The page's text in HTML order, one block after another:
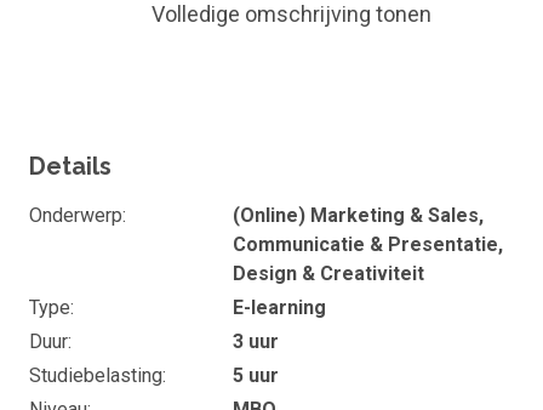
Facebook. Elk van deze platformen heeft unieke
Doel van de cursus
"De basis van social media marketing" leert je de
en benodigheden om zelf te starten met Social Media
Marketing. In deze cursus ga je leren wat Social Media
Marketing is, welke platformen je kunt inzetten en hoe je zelf
praktisch aan de slag gaat met o.a. Instagram, Facebook en
TikTok.
Deze cursus maakt deel uit van een reeks praktische
Volledige omschrijving tonen
Details
Onderwerp
(Online) Marketing & Sales,
Communicatie & Presentatie,
Design & Creativiteit
Type
E-learning
Duur
3 uur
Studiebelasting
5 uur